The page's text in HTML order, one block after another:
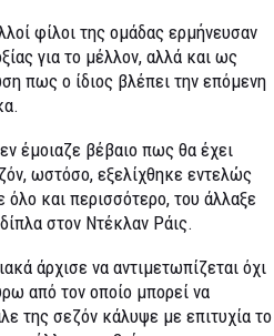
φίλοι της ομάδας ερμήνευσαν
για το μέλλον, αλλά και ως
πως ο ίδιος βλέπει την επόμενη
έμοιαζε βέβαιο πως θα έχει
ωστόσο, εξελίχθηκε εντελώς
και περισσότερο, του άλλαξε
στον Ντέκλαν Ράις.
άρχισε να αντιμετωπίζεται όχι
από τον οποίο μπορεί να
της σεζόν κάλυψε με επιτυχία το